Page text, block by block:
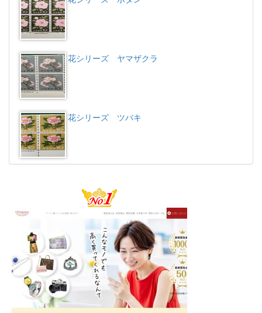
花シリーズ ヤマザクラ
花シリーズ ツバキ